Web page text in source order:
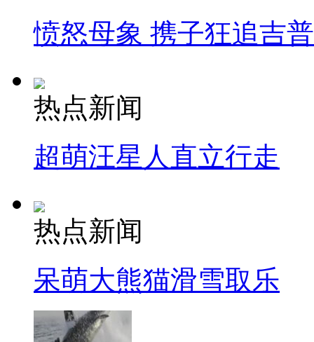
愤怒母象 携子狂追吉
热点新闻
超萌汪星人直立行走
热点新闻
呆萌大熊猫滑雪取乐